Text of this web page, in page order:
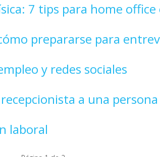
7 tips para home
prepararse para
y redes sociales
a una
laboral